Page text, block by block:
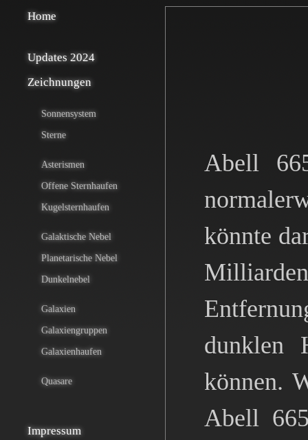
Home
Updates 2024
Zeichnungen
Sonnensystem
Sterne
Asterismen
Offene Sternhaufen
Kugelsternhaufen
Galaktische Nebel
Planetarische Nebel
Dunkelnebel
Galaxien
Galaxiengruppen
Galaxienhaufen
Quasare
Impressum
Abell
könnte
dunklen
können.
Abell